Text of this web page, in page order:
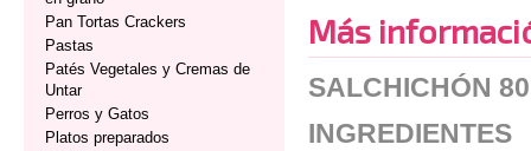
Pan Tortas Crackers
Pastas
Patés Vegetales y Cremas de
Untar
Perros y Gatos
Platos preparados
Más
SALCHICHÓN
INGREDIENTES